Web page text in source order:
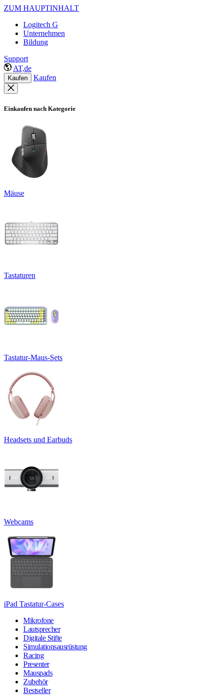
ZUM HAUPTINHALT
Logitech G
Unternehmen
Bildung
Support
AT,de
Kaufen Kaufen
Einkaufen nach Kategorie
Mäuse
Tastaturen
Tastatur-Maus-Sets
Headsets und Earbuds
Webcams
iPad Tastatur-Cases
Mikrofone
Lautsprecher
Digitale Stifte
Simulationsausrüstung
Racing
Presenter
Mauspads
Zubehör
Bestseller